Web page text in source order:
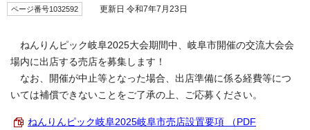
ページ番号1032592 更新日 令和7年7月23日
ねんりんピック岐阜2025大会期間中、岐阜市開催の交流大会会
場内に出店する売店を募集します！
なお、開催が中止等となった場合、出店準備に係る経費等につ
いては補償できないことをご了承の上、ご応募ください。
ねんりんピック岐阜2025岐阜市売店設置要項 （PDF